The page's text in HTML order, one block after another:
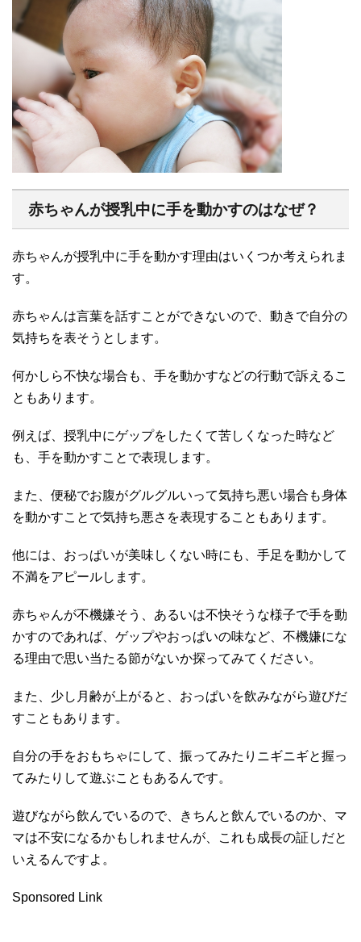
赤ちゃんが授乳中に手を動かすのはなぜ？
赤ちゃんが授乳中に手を動かす理由はいくつか考えられま
す。
赤ちゃんは言葉を話すことができないので、動きで自分の
気持ちを表そうとします。
何かしら不快な場合も、手を動かすなどの行動で訴えるこ
ともあります。
例えば、授乳中にゲップをしたくて苦しくなった時など
も、手を動かすことで表現します。
また、便秘でお腹がグルグルいって気持ち悪い場合も身体
を動かすことで気持ち悪さを表現することもあります。
他には、おっぱいが美味しくない時にも、手足を動かして
不満をアピールします。
赤ちゃんが不機嫌そう、あるいは不快そうな様子で手を動
かすのであれば、ゲップやおっぱいの味など、不機嫌にな
る理由で思い当たる節がないか探ってみてください。
また、少し月齢が上がると、おっぱいを飲みながら遊びだ
すこともあります。
自分の手をおもちゃにして、振ってみたりニギニギと握っ
てみたりして遊ぶこともあるんです。
遊びながら飲んでいるので、きちんと飲んでいるのか、マ
マは不安になるかもしれませんが、これも成長の証しだと
いえるんですよ。
Sponsored Link